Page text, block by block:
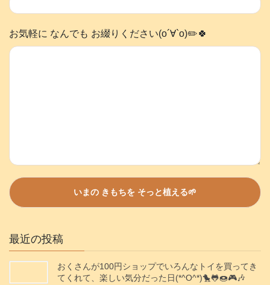
お気軽に なんでも お綴りください(о´∀`о)✏️🍀
最近の投稿
おくさんが100円ショップでいろんなトイを買ってき
てくれて、楽しい気分だった日(*^O^*)🐤🐸🍩🎮️🎶